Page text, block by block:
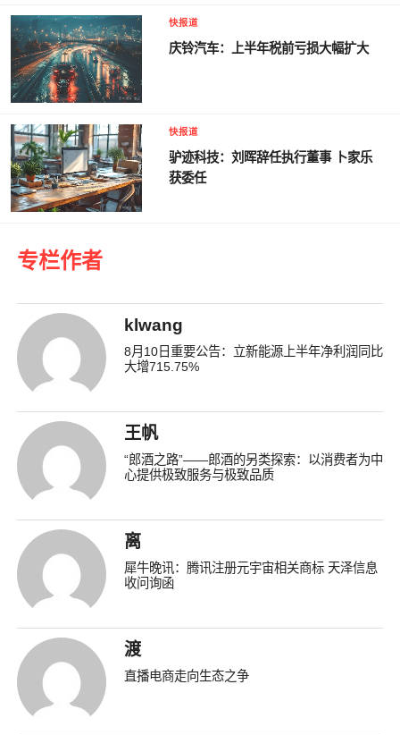
快报道
庆铃汽车：上半年税前亏损大幅扩大
快报道
驴迹科技：刘晖辞任执行董事 卜家乐
获委任
专栏作者
klwang
8月10日重要公告：立新能源上半年净利润同比
大增715.75%
王帆
“郎酒之路”——郎酒的另类探索：以消费者为中
心提供极致服务与极致品质
离
犀牛晚讯：腾讯注册元宇宙相关商标 天泽信息
收问询函
渡
直播电商走向生态之争